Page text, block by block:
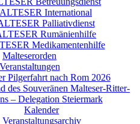
International
Palliativdienst
Rumänienhilfe
Medikamentenhilfe
Malteserorden
Veranstaltungen
Pilgerfahrt nach Rom 2026
des Souveränen Malteser-Ritter-
– Delegation Steiermark
Kalender
Veranstaltungsarchiv